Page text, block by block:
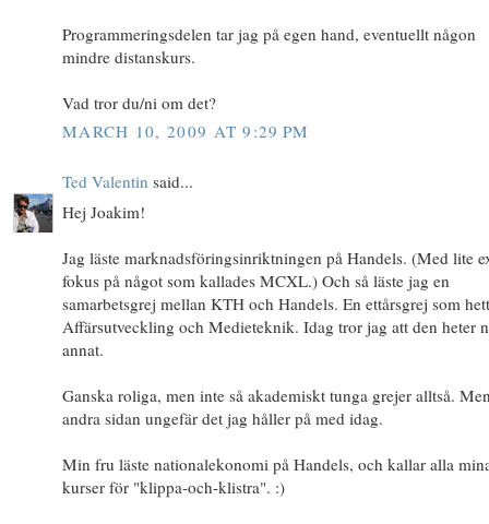
Programmeringsdelen tar jag på egen hand, eventuellt någon
mindre distanskurs.
Vad tror du/ni om det?
MARCH 10, 2009 AT 9:29 PM
Ted Valentin said...
Hej Joakim!
Jag läste marknadsföringsinriktningen på Handels. (Med lite
fokus på något som kallades MCXL.) Och så läste jag en
samarbetsgrej mellan KTH och Handels. En ettårsgrej som
Affärsutveckling och Medieteknik. Idag tror jag att den heter
annat.
Ganska roliga, men inte så akademiskt tunga grejer alltså.
andra sidan ungefär det jag håller på med idag.
Min fru läste nationalekonomi på Handels, och kallar alla
kurser för "klippa-och-klistra". :)